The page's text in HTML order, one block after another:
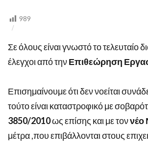
989
Σε όλους είναι γνωστό το τελευταίο
έλεγχοι από τηνΕπιθεώρηση
Επισημαίνουμε ότι δεν νοείται
τούτο είναι καταστροφικό με
3850/2010ως επίσης και με τοννέο
μέτρα ,που επιβάλλονται στους